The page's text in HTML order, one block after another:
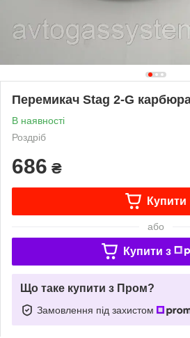
Перемикач Stag 2-G
В наявності
Роздріб
686 ₴
Купити
або
Купити з
Що таке купити з Пром?
Замовлення під захистом